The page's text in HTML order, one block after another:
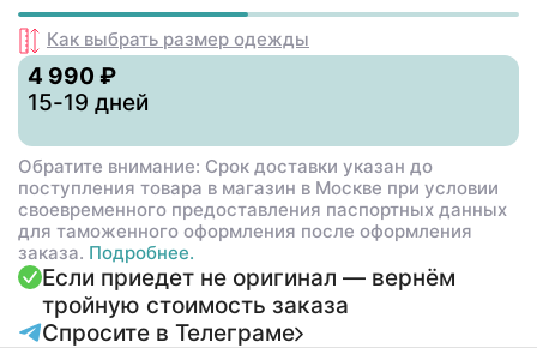
Как выбрать размер одежды
4 990 ₽
15-19 дней
Обратите внимание: Срок доставки указан до
поступления товара в магазин в Москве при условии
своевременного предоставления паспортных данных
для таможенного оформления после оформления
заказа. Подробнее.
Если приедет не оригинал — вернём
тройную стоимость заказа
Спросите в Телеграме